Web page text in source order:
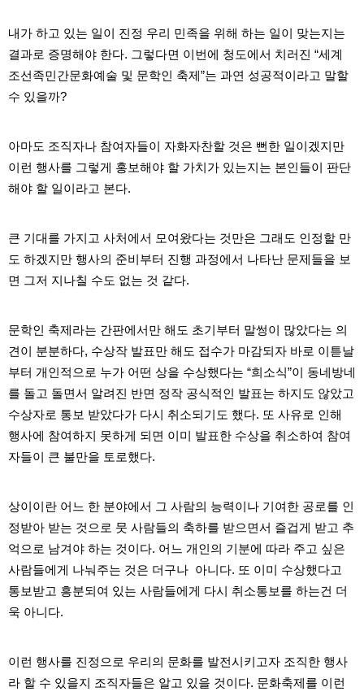
출
장
사
지
무
료
남
미
머
내가 하고 있는 일이 진정 우리 민족을 위해 하는 일이 맞는지는
결과로 증명해야 한다. 그렇다면 이번에 청도에서 치러진 “세계
조선족민간문화예술 및 문학인 축제”는 과연 성공적이라고 말할
수 있을까?
아마도 조직자나 참여자들이 자화자찬할 것은 뻔한 일이겠지만
이런 행사를 그렇게 홍보해야 할 가치가 있는지는 본인들이 판단
해야 할 일이라고 본다.
큰 기대를 가지고 사처에서 모여왔다는 것만은 그래도 인정할 만
도 하겠지만 행사의 준비부터 진행 과정에서 나타난 문제들을 보
면 그저 지나칠 수도 없는 것 같다.
문학인 축제라는 간판에서만 해도 초기부터 말썽이 많았다는 의
견이 분분하다, 수상작 발표만 해도 접수가 마감되자 바로 이튿날
부터 개인적으로 누가 어떤 상을 수상했다는 “희소식”이 동네방네
를 돌고 돌면서 알려진 반면 정작 공식적인 발표는 하지도 않았고
수상자로 통보 받았다가 다시 취소되기도 했다. 또 사유로 인해
행사에 참여하지 못하게 되면 이미 발표한 수상을 취소하여 참여
자들이 큰 불만을 토로했다.
상이이란 어느 한 분야에서 그 사람의 능력이나 기여한 공로를 인
정받아 받는 것으로 뭇 사람들의 축하를 받으면서 즐겁게 받고 추
억으로 남겨야 하는 것이다. 어느 개인의 기분에 따라 주고 싶은
사람들에게 나눠주는 것은 더구나 아니다. 또 이미 수상했다고
통보받고 흥분되여 있는 사람들에게 다시 취소통보를 하는건 더
욱 아니다.
이런 행사를 진정으로 우리의 문화를 발전시키고자 조직한 행사
라 할 수 있을지 조직자들은 알고 있을 것이다. 문화축제를 이런